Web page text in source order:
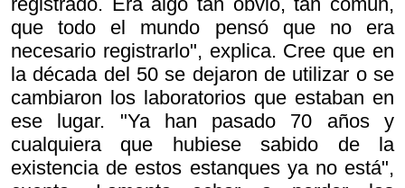
que todo el mundo pensó que no era
necesario registrarlo", explica. Cree que en
la década del 50 se dejaron de utilizar o se
cambiaron los laboratorios que estaban en
ese lugar. "Ya han pasado 70 años y
cualquiera que hubiese sabido de la
existencia de estos estanques ya no está",